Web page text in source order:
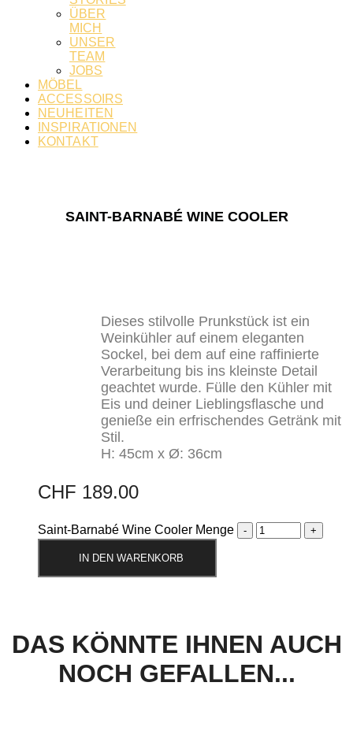
ÜBER
MICH
UNSER
TEAM
JOBS
MÖBEL
ACCESSOIRS
NEUHEITEN
INSPIRATIONEN
KONTAKT
SAINT-BARNABÉ WINE COOLER
Dieses stilvolle Prunkstück ist ein
Weinkühler auf einem eleganten
Sockel, bei dem auf eine raffinierte
Verarbeitung bis ins kleinste Detail
geachtet wurde. Fülle den Kühler mit
Eis und deiner Lieblingsflasche und
genieße ein erfrischendes Getränk mit
Stil.
H: 45cm x Ø: 36cm
CHF 189.00
Saint-Barnabé Wine Cooler Menge
IN DEN WARENKORB
DAS KÖNNTE IHNEN AUCH
NOCH GEFALLEN...